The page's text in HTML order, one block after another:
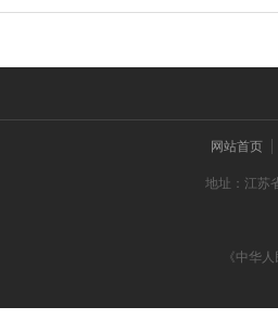
网站首页
地址：江苏
《中华